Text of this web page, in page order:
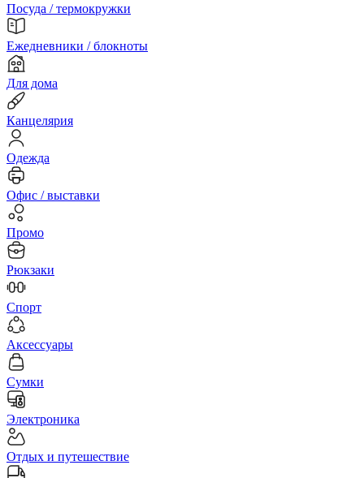
Посуда / термокружки
Ежедневники / блокноты
Для дома
Канцелярия
Одежда
Офис / выставки
Промо
Рюкзаки
Спорт
Аксессуары
Сумки
Электроника
Отдых и путешествие